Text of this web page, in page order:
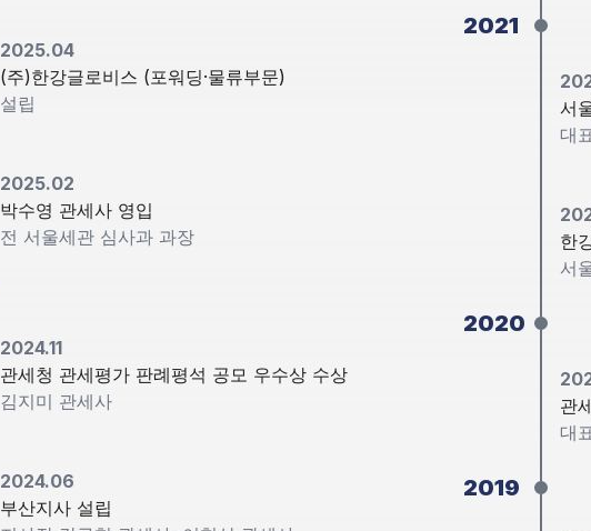
2025.04
(주)한강글로비스 (포워딩·물류부문)
설립
2025.02
박수영 관세사 영입
전 서울세관 심사과 과장
2024.11
관세청 관세평가 판례평석 공모 우수상 수상
김지미 관세사
2024.06
부산지사 설립
2021
서
대
한
서
2020
관
대
2019